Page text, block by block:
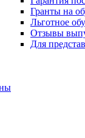
Гранты на
Льготное
Отзывы
Для